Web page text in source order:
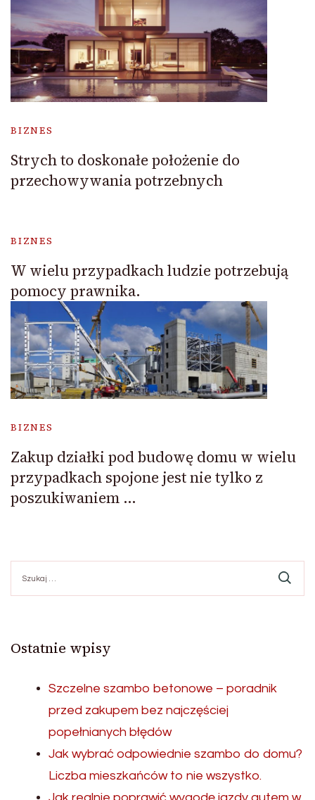
BIZNES
Strych to doskonałe położenie do
przechowywania potrzebnych
BIZNES
W wielu przypadkach ludzie potrzebują
pomocy prawnika.
BIZNES
Zakup działki pod budowę domu w wielu
przypadkach spojone jest nie tylko z
poszukiwaniem …
Ostatnie wpisy
Szczelne szambo betonowe – poradnik
przed zakupem bez najczęściej
popełnianych błędów
Jak wybrać odpowiednie szambo do domu?
Liczba mieszkańców to nie wszystko.